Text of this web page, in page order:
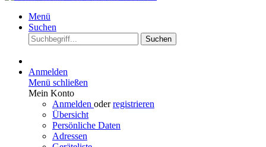
Menü
Suchen
Suchen
Anmelden
Menü schließen
Mein Konto
Anmelden oderregistrieren
Übersicht
Persönliche Daten
Adressen